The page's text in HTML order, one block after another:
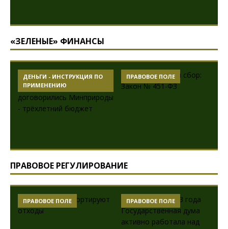
«ЗЕЛЕНЫЕ» ФИНАНСЫ
ДЕНЬГИ - ИНСТРУКЦИЯ ПО
ПРИМЕНЕНИЮ
ПРАВОВОЕ ПОЛЕ
ПРАВОВОЕ РЕГУЛИРОВАНИЕ
ПРАВОВОЕ ПОЛЕ ПРАВОВОЕ ПОЛЕ